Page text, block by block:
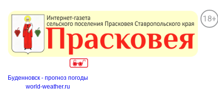
18+
Буденновск - прогноз погоды
world-weather.ru